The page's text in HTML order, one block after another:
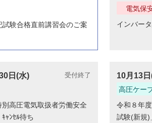
験合格直前講習会のご案
電気保
インバー
受付終了
日(水)
別高圧電気取扱者労働安全
ｬﾝｾﾙ待ち
10月13
高圧ケー
令和８年
試験(新規)